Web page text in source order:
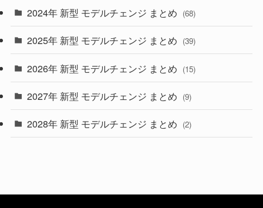
(4)
(9)
(4)
(1)
2024年 新型 モデルチェンジ まとめ (68)
2025年 新型 モデルチェンジ まとめ (39)
2026年 新型 モデルチェンジ まとめ (15)
2027年 新型 モデルチェンジ まとめ (9)
2028年 新型 モデルチェンジ まとめ (2)